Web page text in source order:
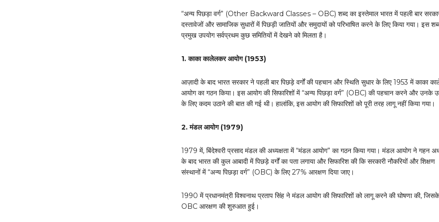
“अन्य पिछड़ा वर्ग” (Other Backward Classes – OBC) शब्द का इस्तेमाल भारत में पहली बार
दस्तावेजों और सामाजिक सुधारों में पिछड़ी जातियों और समुदायों को परिभाषित करने के लिए किया गया। इस
प्रमुख उपयोग सर्वप्रथम कुछ समितियों में देखने को मिलता है।
1. काका कालेलकर आयोग (1953)
आज़ादी के बाद भारत सरकार ने पहली बार पिछड़े वर्गों की पहचान और स्थिति सुधार के लिए 1953 में काका
आयोग का गठन किया। इस आयोग की सिफारिशों में “अन्य पिछड़ा वर्ग” (OBC) की पहचान करने और उनके
के लिए कदम उठाने की बात की गई थी। हालांकि, इस आयोग की सिफारिशों को पूरी तरह लागू नहीं किया गया।
2. मंडल आयोग (1979)
1979 में, बिंदेश्वरी प्रसाद मंडल की अध्यक्षता में “मंडल आयोग” का गठन किया गया। मंडल आयोग ने गहन
के बाद भारत की कुल आबादी में पिछड़े वर्गों का पता लगाया और सिफारिश की कि सरकारी नौकरियों और शिक्षण
संस्थानों में “अन्य पिछड़ा वर्ग” (OBC) के लिए 27% आरक्षण दिया जाए।
1990 में प्रधानमंत्री विश्वनाथ प्रताप सिंह ने मंडल आयोग की सिफारिशों को लागू करने की घोषणा की,
OBC आरक्षण की शुरुआत हुई।